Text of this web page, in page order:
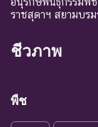
ราชสุดาฯ สยามบรม
ชีวภาพ
พืช